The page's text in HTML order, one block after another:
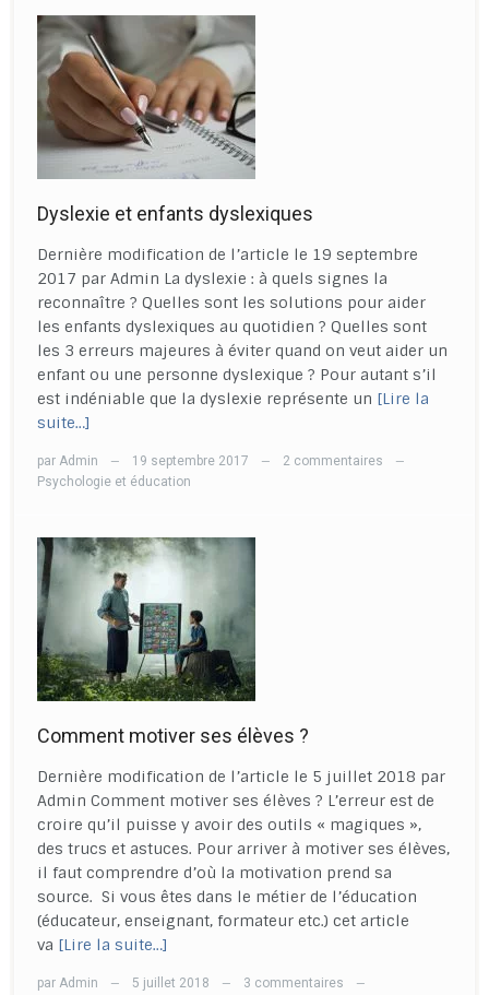
Dyslexie et enfants dyslexiques
Dernière modification de l’article le 19 septembre
2017 par Admin La dyslexie : à quels signes la
reconnaître ? Quelles sont les solutions pour aider
les enfants dyslexiques au quotidien ? Quelles sont
les 3 erreurs majeures à éviter quand on veut aider un
enfant ou une personne dyslexique ? Pour autant s’il
est indéniable que la dyslexie représente un [Lire la
suite…]
par Admin — 19 septembre 2017 — 2 commentaires —
Psychologie et éducation
Comment motiver ses élèves ?
Dernière modification de l’article le 5 juillet 2018 par
Admin Comment motiver ses élèves ? L’erreur est de
croire qu’il puisse y avoir des outils « magiques »,
des trucs et astuces. Pour arriver à motiver ses élèves,
il faut comprendre d’où la motivation prend sa
source. Si vous êtes dans le métier de l’éducation
(éducateur, enseignant, formateur etc.) cet article
va [Lire la suite…]
par Admin — 5 juillet 2018 — 3 commentaires —